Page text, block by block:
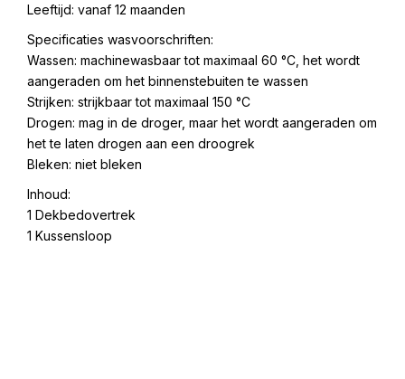
Leeftijd: vanaf 12 maanden
Specificaties wasvoorschriften:
Wassen: machinewasbaar tot maximaal 60 °C, het wordt
aangeraden om het binnenstebuiten te wassen
Strijken: strijkbaar tot maximaal 150 °C
Drogen: mag in de droger, maar het wordt aangeraden om
het te laten drogen aan een droogrek
Bleken: niet bleken
Inhoud:
1 Dekbedovertrek
1 Kussensloop